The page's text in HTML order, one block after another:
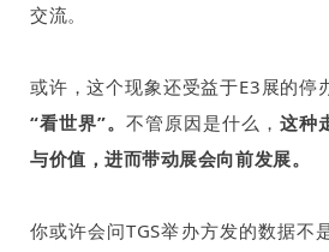
交流。
或许，这个现象还受益于E3 展的停
“看世界”。不管原因是什么，这种
与价值，进而带动展会向前发展。
你或许会问TGS举办方发的数据不